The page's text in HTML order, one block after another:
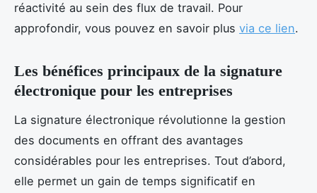
réactivité au sein des flux de travail. Pour
approfondir, vous pouvez en savoir plus via ce lien.
Les bénéfices principaux de la signature
électronique pour les entreprises
La signature électronique révolutionne la gestion
des documents en offrant des avantages
considérables pour les entreprises. Tout d’abord,
elle permet un gain de temps significatif en